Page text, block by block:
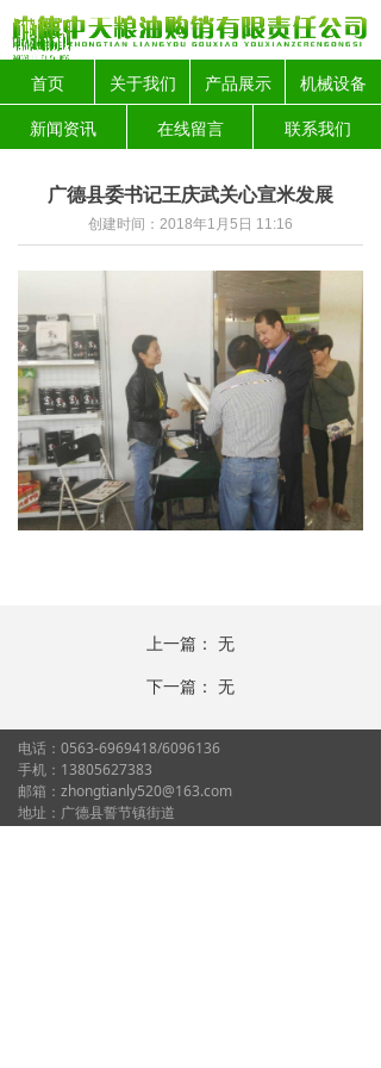
首页 关于我们 产品展示
机械设备
新闻资讯
在线留言 联系我们
广德县委书记王庆武关心宣米发展
创建时间： 2018年1月5日 11:16
上一篇： 无
下一篇： 无
电话：0563-6969418/6096136
手机：13805627383
邮箱：zhongtianly520@163.com
地址：广德县誓节镇街道